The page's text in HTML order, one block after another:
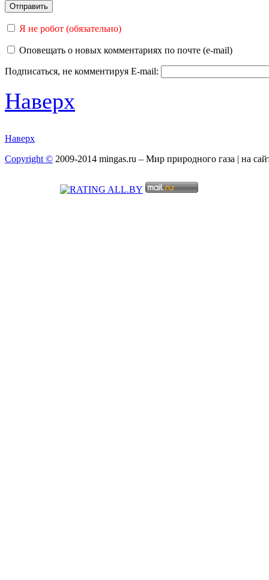
Я не робот (обязательно)
Оповещать о новых комментариях по почте (e-mail)
Подписаться, не комментируя E-mail:
Наверх
Наверх
Copyright © 2009-2014 mingas.ru – Мир природного газа | на